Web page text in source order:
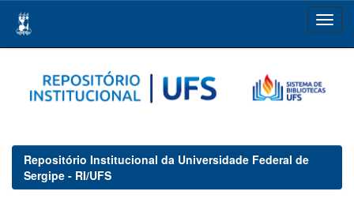
navigation
Repositório Institucional da Universidade Federal de
Sergipe - RI/UFS